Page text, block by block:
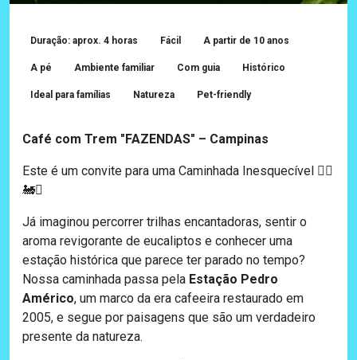
Duração: aprox. 4 horas Fácil A partir de 10 anos
A pé Ambiente familiar Com guia Histórico
Ideal para famílias Natureza Pet-friendly
Café com Trem "FAZENDAS" – Campinas
Este é um convite para uma Caminhada Inesquecível 🚶‍♂️
🚂✨
Já imaginou percorrer trilhas encantadoras, sentir o
aroma revigorante de eucaliptos e conhecer uma
estação histórica que parece ter parado no tempo?
Nossa caminhada passa pela Estação Pedro
Américo, um marco da era cafeeira restaurado em
2005, e segue por paisagens que são um verdadeiro
presente da natureza.